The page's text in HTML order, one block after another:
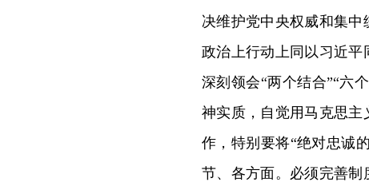
决维护党中央权威和集
政治上行动上同以习近平
深刻领会“两个结合”“六
神实质，自觉用马克思
作，特别要将“绝对忠诚
节、各方面。必须完善